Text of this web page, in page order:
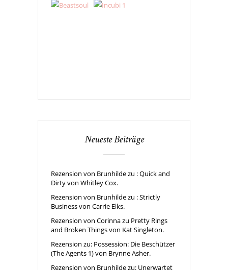
Neueste Beiträge
Rezension von Brunhilde zu : Quick and
Dirty von Whitley Cox.
Rezension von Brunhilde zu : Strictly
Business von Carrie Elks.
Rezension von Corinna zu Pretty Rings
and Broken Things von Kat Singleton.
Rezension zu: Possession: Die Beschützer
(The Agents 1) von Brynne Asher.
Rezension von Brunhilde zu: Unerwartet